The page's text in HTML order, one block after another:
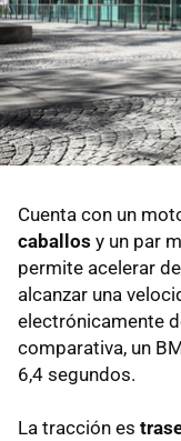
Cuenta con un
caballos y un par
permite acelerar
alcanzar una
electrónicamente
comparativa, un
6,4 segundos.
La tracción es